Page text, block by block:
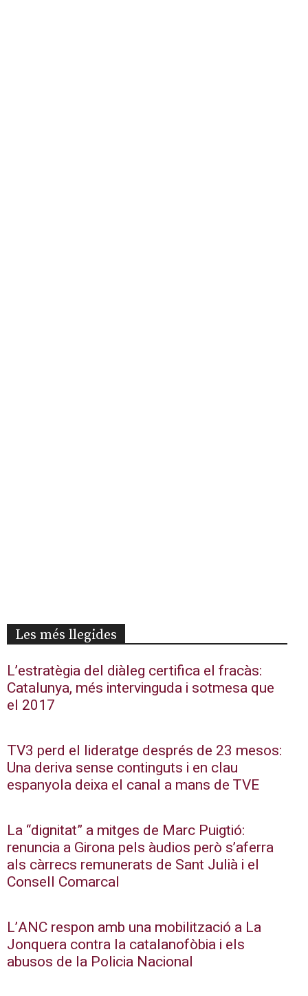
Les més llegides
L’estratègia del diàleg certifica el fracàs:
Catalunya, més intervinguda i sotmesa que
el 2017
TV3 perd el lideratge després de 23 mesos:
Una deriva sense continguts i en clau
espanyola deixa el canal a mans de TVE
La “dignitat” a mitges de Marc Puigtió:
renuncia a Girona pels àudios però s’aferra
als càrrecs remunerats de Sant Julià i el
Consell Comarcal
L’ANC respon amb una mobilització a La
Jonquera contra la catalanofòbia i els
abusos de la Policia Nacional